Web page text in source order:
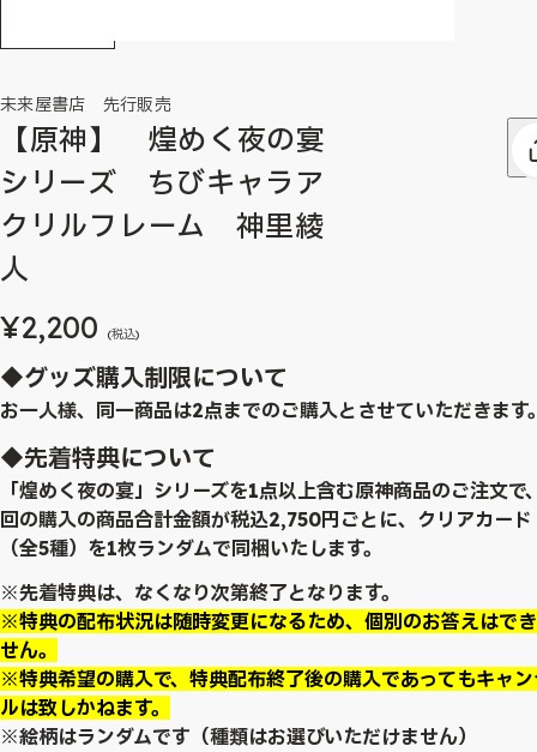
未来屋書店 先行販売
【原神】 煌めく夜の宴
シリーズ ちびキャラア
クリルフレーム 神里綾
人
¥2,200 (税込)
◆グッズ購入制限について
お一人様、同一商品は2点までのご購入とさせていただきます
◆先着特典について
「煌めく夜の宴」シリーズを1点以上含む原神商品のご注文で
回の購入の商品合計金額が税込2,750円ごとに、クリアカード
（全5種）を1枚ランダムで同梱いたします。
※先着特典は、なくなり次第終了となります。
※特典の配布状況は随時変更になるため、個別のお答えはで
せん。
※特典希望の購入で、特典配布終了後の購入であってもキャ
ルは致しかねます。
※絵柄はランダムです（種類はお選びいただけません）